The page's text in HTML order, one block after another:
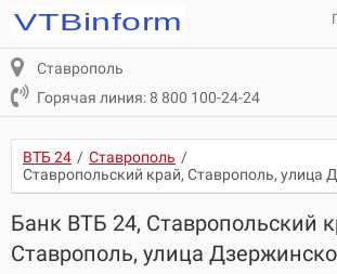
Ставрополь
Горячая линия: 8 800 100-24-24
ВТБ 24 / Ставрополь /
Ставропольский край, Ставрополь, улица
Банк ВТБ 24, Ставропольский
Ставрополь, улица